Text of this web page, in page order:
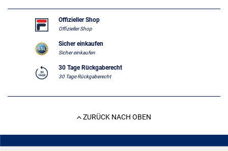
Offizieller Shop
Offizieller Shop
Sicher einkaufen
Sicher einkaufen
30 Tage Rückgaberecht
30 Tage Rückgaberecht
ZURÜCK NACH OBEN